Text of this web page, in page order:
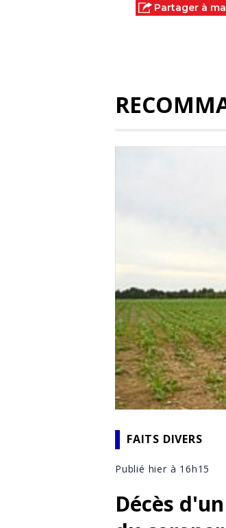
Partager à
FAITS DIVERS
Publié hier à 16h15
Décès